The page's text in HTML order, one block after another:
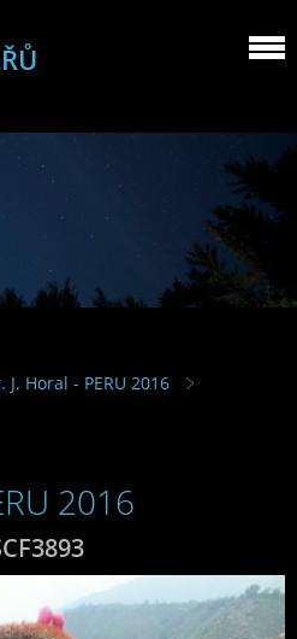
J. Horal - PERU 2016
2016